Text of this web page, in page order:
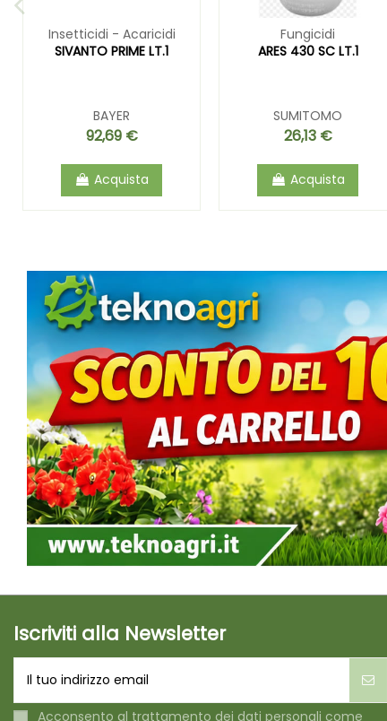
Insetticidi - Acaricidi
SIVANTO PRIME LT.1
BAYER
92,69 €
Acquista
Fungicidi
ARES 430 SC LT.1
SUMITOMO
26,13 €
Acquista
Iscriviti alla Newsletter
Acconsento al trattamento dei dati personali come